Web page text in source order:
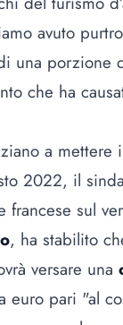
avuto
una porzione
che ha
a mettere
2022, il
francese sul
, ha stabilito
versare una
euro pari "al